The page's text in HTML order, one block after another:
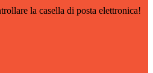
la casella di posta elettronica!